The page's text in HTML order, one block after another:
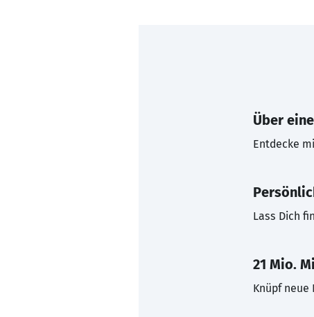
Über
Entdecke
Lass Dich
21 Mio.
Knüpf